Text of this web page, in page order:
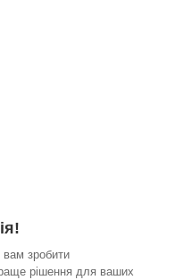
зробити
рішення для ваших